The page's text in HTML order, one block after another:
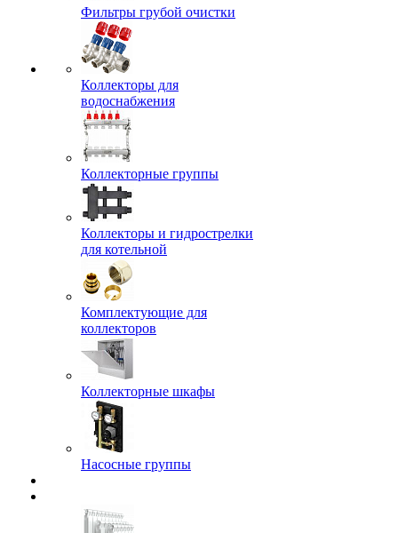
Фильтры грубой очистки
Коллекторы для
водоснабжения
Коллекторные группы
Коллекторы и гидрострелки
для котельной
Комплектующие для
коллекторов
Коллекторные шкафы
Насосные группы